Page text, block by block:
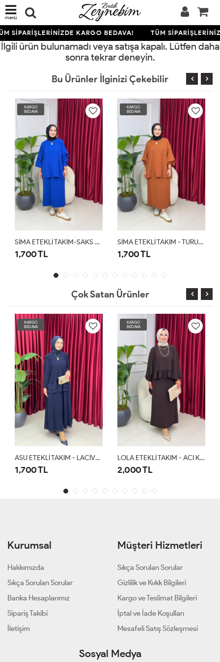
menü
SİPARİŞLERİNİZDE KARGO BEDAVA! TÜM
İlgili ürün bulunamadı veya satışa kapalı. Lütfen daha
sonra tekrar deneyin.
Bu Ürünler İlginizi Çekebilir
KARGO
SİMA ETEKLİ TAKIM - TURUNCU
1,700 TL 2,100 TL
Çok Satan Ürünler
ASU ETEKLİ TAKIM - LACİVERT
KARGO
BEDAVA
LOLA ETEKLİ TAKIM - ACI KAHVE
2,000 TL
KARGO
BEDAVA
1,500 TL
Kurumsal
Hakkımızda
Sıkça Sorulan Sorular
Banka Hesaplarımız
Sipariş Takibi
İletişim
Müşteri Hizmetleri
Sıkça Sorulan Sorular
Gizlilik ve Kvkk Bilgileri
Kargo ve Teslimat Bilgileri
İptal ve İade Koşulları
Mesafeli Satış Sözleşmesi
Sosyal Medya